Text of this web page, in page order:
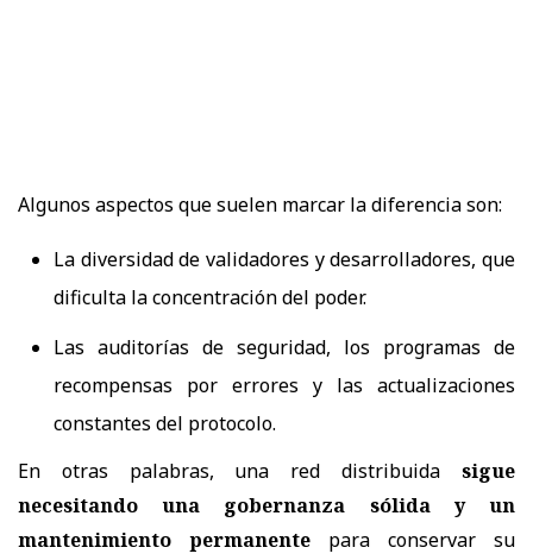
Algunos aspectos que suelen marcar la diferencia son:
La diversidad de validadores y desarrolladores, que
dificulta la concentración del poder.
Las auditorías de seguridad, los programas de
recompensas por errores y las actualizaciones
constantes del protocolo.
En otras palabras, una red distribuida sigue
necesitando una gobernanza sólida y un
mantenimiento permanente para conservar su